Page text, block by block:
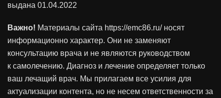
выдана 01.04.2022
Важно! Материалы сайта https://emc86.ru/ носят
информационно характер. Они не заменяют
консультацию врача и не являются руководством
к самолечению. Диагноз и лечение определяет только
ваш лечащий врач. Мы прилагаем все усилия для
актуализации контента, но не несем ответственности за